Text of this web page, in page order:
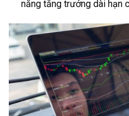
năng tăng trưởng dài hạn